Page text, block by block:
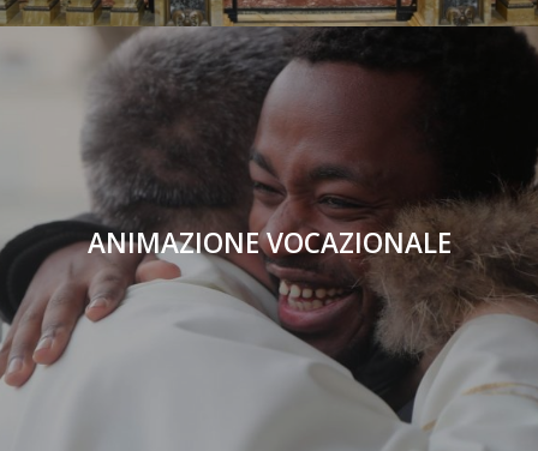
ANIMAZIONE VOCAZIONALE